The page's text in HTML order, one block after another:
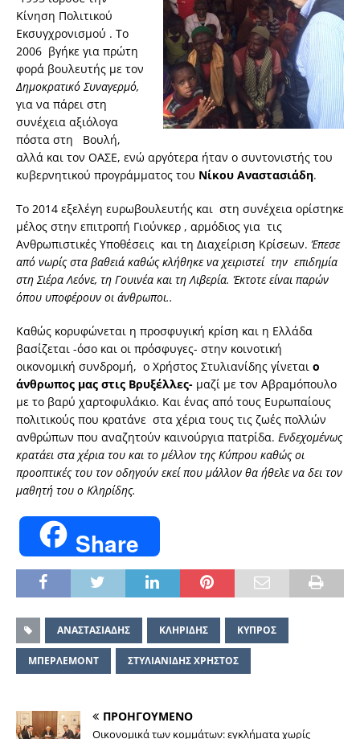
Κίνηση Πολιτικού
Εκσυγχρονισμού . Το
2006 βγήκε για πρώτη
φορά βουλευτής με τον
Δημοκρατικό Συναγερμό,
για να πάρει στη
συνέχεια αξιόλογα
πόστα στη Βουλή,
αλλά και τον ΟΑΣΕ, ενώ αργότερα ήταν ο συντονιστής του
κυβερνητικού προγράμματος του Νίκου Αναστασιάδη.
Το 2014 εξελέγη ευρωβουλευτής και στη συνέχεια ορίστηκε
μέλος στην επιτροπή Γιούνκερ , αρμόδιος για τις
Ανθρωπιστικές Υποθέσεις και τη Διαχείριση Κρίσεων. Έπεσε
από νωρίς στα βαθειά καθώς κλήθηκε να χειριστεί την επιδημία
στη Σιέρα Λεόνε, τη Γουινέα και τη Λιβερία. Έκτοτε είναι παρών
όπου υποφέρουν οι άνθρωποι..
Καθώς κορυφώνεται η προσφυγική κρίση και η Ελλάδα
βασίζεται -όσο και οι πρόσφυγες- στην κοινοτική
οικονομική συνδρομή, ο Χρήστος Στυλιανίδης γίνεται ο
άνθρωπος μας στις Βρυξέλλες- μαζί με τον Αβραμόπουλο
με το βαρύ χαρτοφυλάκιο. Και ένας από τους Ευρωπαίους
πολιτικούς που κρατάνε στα χέρια τους τις ζωές πολλών
ανθρώπων που αναζητούν καινούργια πατρίδα. Ενδεχομένως
κρατάει στα χέρια του και το μέλλον της Κύπρου καθώς οι
προοπτικές του τον οδηγούν εκεί που μάλλον θα ήθελε να δει τον
μαθητή του ο Κληρίδης.
Share
ΑΝΑΣΤΑΣΙΑΔΗΣ ΚΛΗΡΙΔΗΣ ΚΥΠΡΟΣ
ΜΠΕΡΛΕΜΟΝΤ ΣΤΥΛΙΑΝΙΔΗΣ ΧΡΗΣΤΟΣ
ΠΡΟΗΓΟΥΜΕΝΟ
Οικονομικά των κομμάτων: εγκλήματα χωρίς